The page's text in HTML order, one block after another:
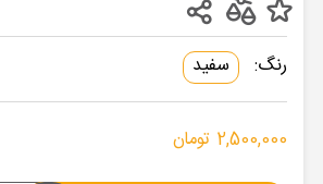
رنگ: سفید
2,500,000 تومان